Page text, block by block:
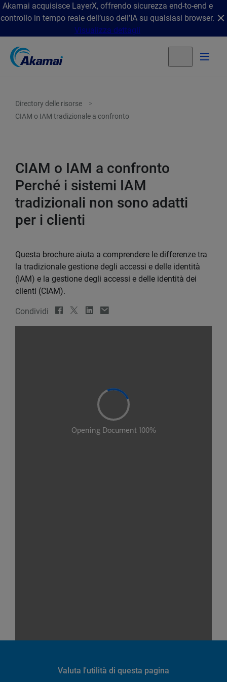
Akamai acquisisce LayerX, offrendo sicurezza end-to-end e
controllo in tempo reale dell’uso dell’IA su qualsiasi browser.
Visualizza dettagli
Directory delle risorse
CIAM o IAM tradizionale a confronto
CIAM o IAM a confronto
Perché i sistemi IAM
tradizionali non sono adatti
per i clienti
Questa brochure aiuta a comprendere le differenze tra
la tradizionale gestione degli accessi e delle identità
(IAM) e la gestione degli accessi e delle identità dei
clienti (CIAM).
Condividi
Valuta l'utilità di questa pagina